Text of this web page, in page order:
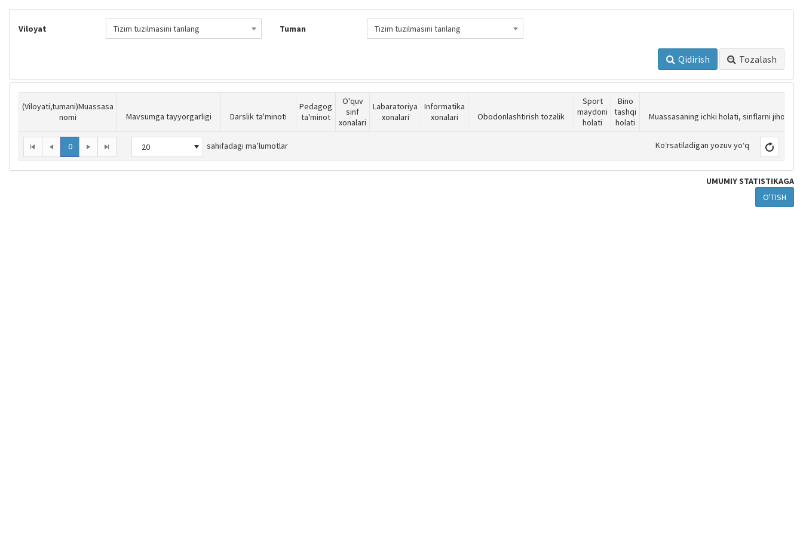
Viloyat Tizim tuzilmasini tanlang Tuman Tizim tuzilmasini tanlang
Qidirish Tozalash
(Viloyati,tumani)Muassasa
nomi
Mavsumga tayyorgarligi Darslik ta'minoti
Pedagog
ta'minot
O'quv
sinf
xonalari
Labaratoriya
xonalari
Informatika
xonalari
Obodonlashtirish tozalik
Sport
maydoni
holati
Bino
tashqi
holati
Muassasaning ichki holati, sinflarni
Birinchi Oldingi
0
Keyingi Oxirgi
20 sahifadagi ma’lumotlar
Yangilash
Ko‘rsatiladigan yozuv yo‘q
UMUMIY STATISTIKAGA
O'TISH